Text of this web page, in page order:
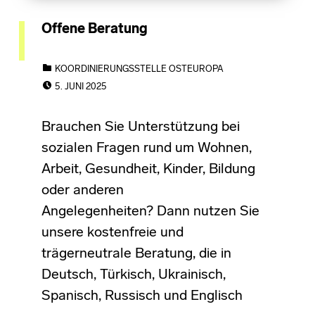
Offene Beratung
KOORDINIERUNGSSTELLE OSTEUROPA
5. JUNI 2025
Brauchen Sie Unterstützung bei
sozialen Fragen rund um Wohnen,
Arbeit, Gesundheit, Kinder, Bildung
oder anderen
Angelegenheiten? Dann nutzen Sie
unsere kostenfreie und
trägerneutrale Beratung, die in
Deutsch, Türkisch, Ukrainisch,
Spanisch, Russisch und Englisch